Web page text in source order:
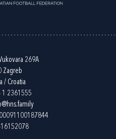
269A
Zagreb
/ Croatia
2361555